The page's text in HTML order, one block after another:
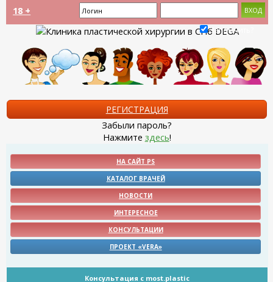
18 +
Запомнить?
РЕГИСТРАЦИЯ
Забыли пароль?
Нажмите здесь!
НА САЙТ PS
КАТАЛОГ ВРАЧЕЙ
НОВОСТИ
ИНТЕРЕСНОЕ
КОНСУЛЬТАЦИИ
ПРОЕКТ «VERA»
Консультация с most.plastic